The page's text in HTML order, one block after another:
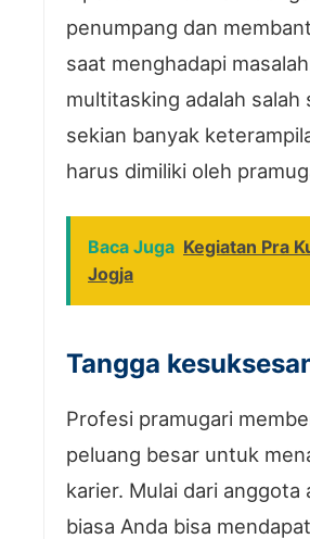
penumpang dan
saat menghadapi
multitasking adalah salah
sekian banyak
harus dimiliki oleh
Baca Juga Kegiatan Pra
Jogja
Tangga
Profesi pramugari
peluang besar untuk
karier. Mulai dari anggota
biasa Anda bisa